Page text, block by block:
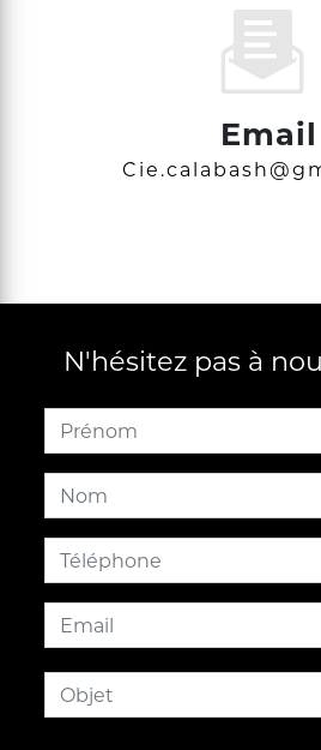
Email
N'hésitez pas à